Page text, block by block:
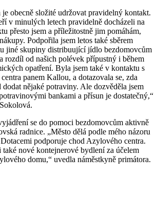
obecně složité udržovat pravidelný kontakt.
v minulých letech pravidelně docházeli na
přesto jsem a příležitostně jim pomáhám,
Podpořila jsem letos také sběrem
jiné skupiny distribuující jídlo bezdomovcům
rozdíl od našich polévek přípustný i během
opatření. Byla jsem také v kontaktu s
panem Kallou, a dotazovala se, zda
nějaké potraviny. Ale dozvěděla jsem
bankami a přísun je dostatečný,“
se do pomoci bezdomovcům aktivně
radnice. „Město dělá podle mého názoru
podporuje chod Azylového centra.
nové kontejnerové bydlení za účelem
domu,“ uvedla náměstkyně primátora.